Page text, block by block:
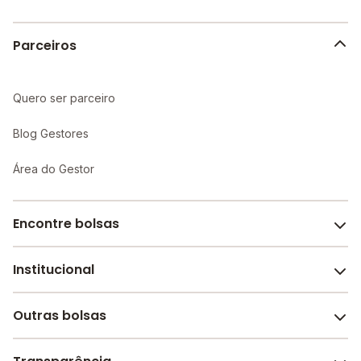
Parceiros
Quero ser parceiro
Blog Gestores
Área do Gestor
Encontre bolsas
Melhores escolas de São Paulo
Escolas por cidade e bairro
Institucional
Sobre o Melhor Escola
Revista Melhor Escola
Outras bolsas